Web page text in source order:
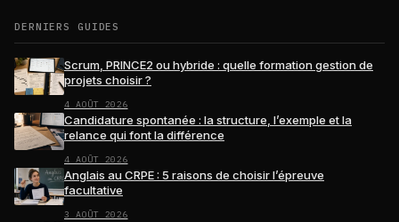
DERNIERS GUIDES
Scrum, PRINCE2 ou hybride : quelle formation gestion de
projets choisir ?
4 AOÛT 2026
Candidature spontanée : la structure, l’exemple et la
relance qui font la différence
4 AOÛT 2026
Anglais au CRPE : 5 raisons de choisir l’épreuve
facultative
3 AOÛT 2026